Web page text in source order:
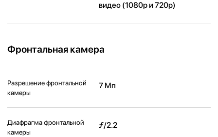
видео (1080p и 720p)
Фронтальная камера
Разрешение фронтальной
камеры
7 Мп
Диафрагма фронтальной
камеры
ƒ/2.2